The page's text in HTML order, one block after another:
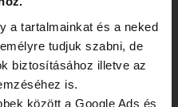
a tartalmainkat és a neked
tudjuk szabni, de
biztosításához illetve az
is.
között a Google Ads és
1G